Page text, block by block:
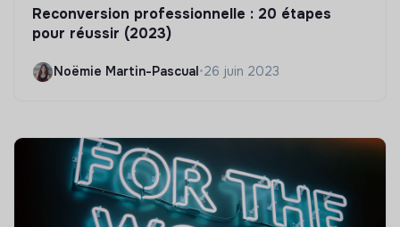
Reconversion professionnelle : 20 étapes
pour réussir (2023)
Noëmie Martin-Pascual•26 juin 2023